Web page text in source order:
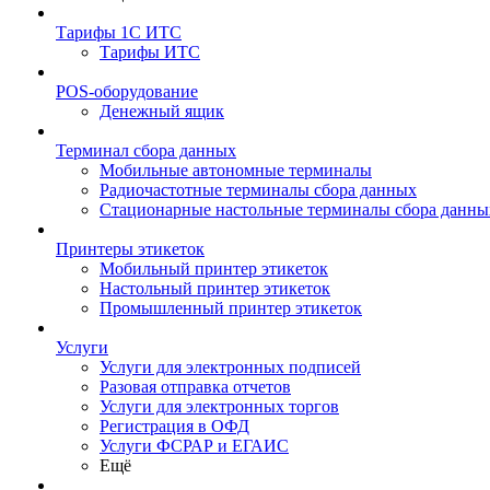
Тарифы 1С ИТС
Тарифы ИТС
POS-оборудование
Денежный ящик
Терминал сбора данных
Мобильные автономные терминалы
Радиочастотные терминалы сбора данных
Стационарные настольные терминалы сбора
Принтеры этикеток
Мобильный принтер этикеток
Настольный принтер этикеток
Промышленный принтер этикеток
Услуги
Услуги для электронных подписей
Разовая отправка отчетов
Услуги для электронных торгов
Регистрация в ОФД
Услуги ФСРАР и ЕГАИС
Ещё